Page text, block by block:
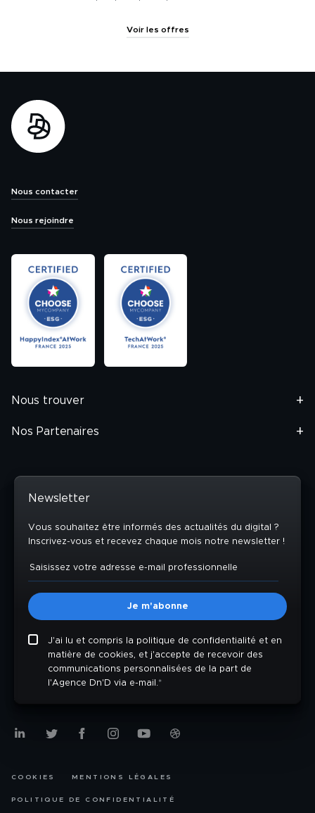
Voir les offres
Nous contacter
Nous rejoindre
Nous trouver
Nos Partenaires
Newsletter
Vous souhaitez être informés des actualités du digital ?
Inscrivez-vous et recevez chaque mois notre newsletter !
J'ai lu et compris la politique de confidentialité et en
matière de cookies, et j'accepte de recevoir des
communications personnalisées de la part de
l'Agence Dn'D via e-mail.*
COOKIES MENTIONS LÉGALES
POLITIQUE DE CONFIDENTIALITÉ